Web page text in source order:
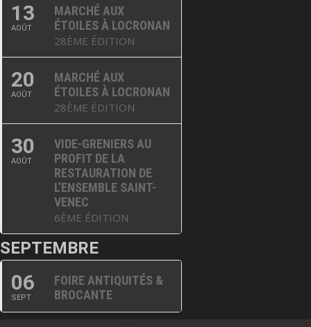
13
AOÛT
MARCHÉ AUX
ÉTOILES À LOCRONAN
28ÈME ÉDITION
20
AOÛT
MARCHÉ AUX
ÉTOILES À LOCRONAN
28ÈME ÉDITION
30
AOÛT
VIDE-GRENIERS AU
PROFIT DE LA
RESTAURATION DE
L’ENSEMBLE SAINT-
VENEC
6ÈME ÉDITION
SEPTEMBRE
06
SEPT
FOIRE ANTIQUITÉS &
BROCANTE